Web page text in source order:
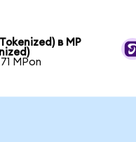
в MP
MPon